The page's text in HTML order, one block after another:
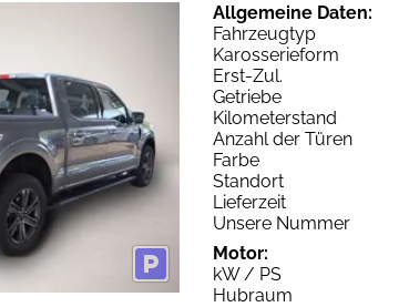
Allgemeine Daten:
Fahrzeugtyp
Karosserieform
Erst-Zul.
Getriebe
Kilometerstand
Anzahl der Türen
Farbe
Standort
Lieferzeit
Unsere Nummer
Motor:
kW / PS
Hubraum